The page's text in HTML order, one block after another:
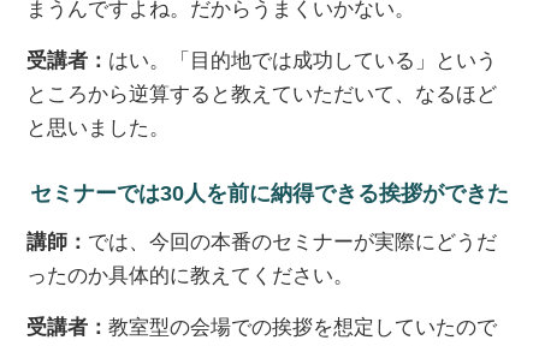
まうんですよね。だからうまくいかない。
受講者： はい。「目的地では成功している」という
ところから逆算すると教えていただいて、なるほど
と思いました。
セミナーでは30人を前に納得できる挨拶ができた
講師： では、今回の本番のセミナーが実際にどうだ
ったのか具体的に教えてください。
受講者：教室型の会場での挨拶を想定していたので